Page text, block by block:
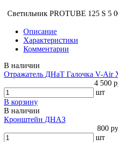
Светильник PROTUBE 125 S 5
Описание
Характеристики
Комментарии
В наличии
Отражатель ДНаТ Галочка V-Air
4 500
шт
В корзину
В наличии
Кронштейн ДНАЗ
800
шт